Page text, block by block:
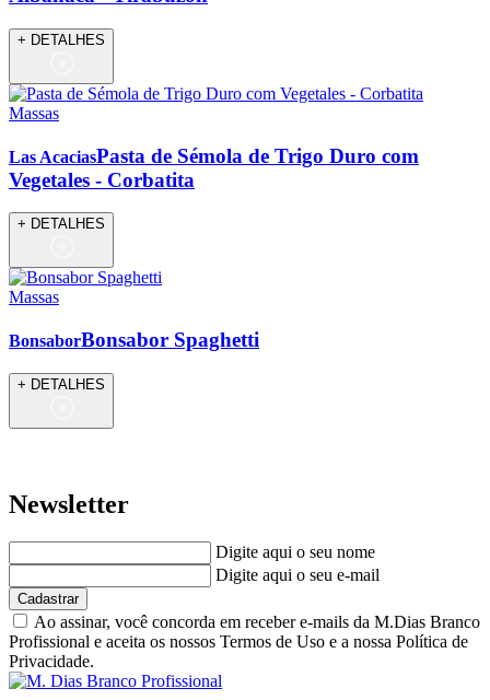
+ DETALHES
Massas
Las AcaciasPasta de Sémola de Trigo Duro com
Vegetales - Corbatita
+ DETALHES
Massas
BonsaborBonsabor Spaghetti
+ DETALHES
Newsletter
Digite aqui o seu nome
Digite aqui o seu e-mail
Cadastrar
Ao assinar, você concorda em receber e-mails da M.Dias Branco
Profissional e aceita os nossos Termos de Uso e a nossa Política de
Privacidade.